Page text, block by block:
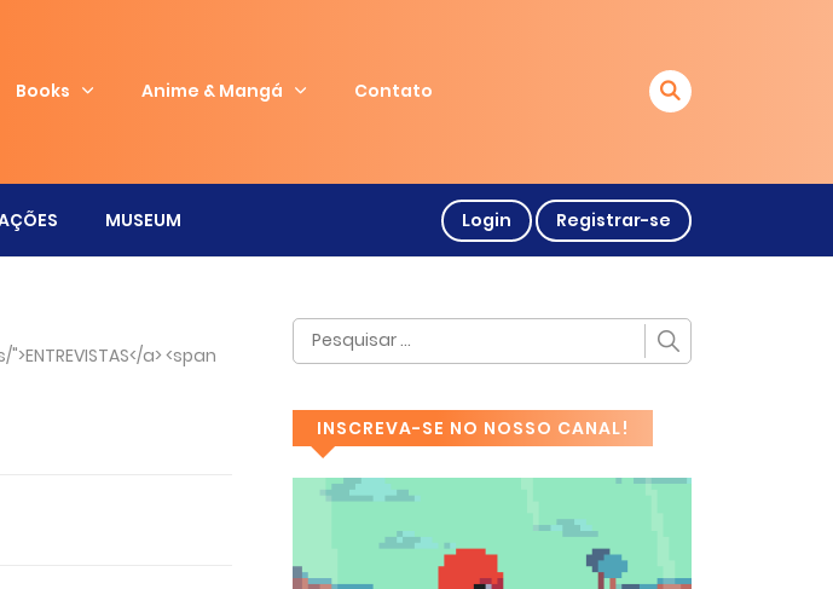
Books Anime & Mangá Contato
MUSEUM Login Registrar-se
a> <span
INSCREVA-SE NO NOSSO CANAL!